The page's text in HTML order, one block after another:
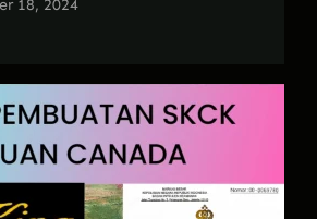
18, 2024